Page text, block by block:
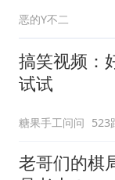
恶的Y不二
搞笑视频：
试试
糖果手工问问 523
老哥们的棋